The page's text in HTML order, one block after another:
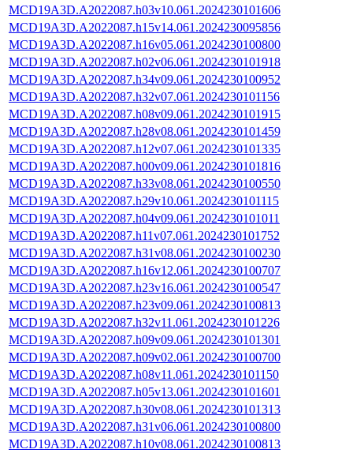
MCD19A3D.A2022087.h03v10.061.2024230101606
MCD19A3D.A2022087.h15v14.061.2024230095856
MCD19A3D.A2022087.h16v05.061.2024230100800
MCD19A3D.A2022087.h02v06.061.2024230101918
MCD19A3D.A2022087.h34v09.061.2024230100952
MCD19A3D.A2022087.h32v07.061.2024230101156
MCD19A3D.A2022087.h08v09.061.2024230101915
MCD19A3D.A2022087.h28v08.061.2024230101459
MCD19A3D.A2022087.h12v07.061.2024230101335
MCD19A3D.A2022087.h00v09.061.2024230101816
MCD19A3D.A2022087.h33v08.061.2024230100550
MCD19A3D.A2022087.h29v10.061.2024230101115
MCD19A3D.A2022087.h04v09.061.2024230101011
MCD19A3D.A2022087.h11v07.061.2024230101752
MCD19A3D.A2022087.h31v08.061.2024230100230
MCD19A3D.A2022087.h16v12.061.2024230100707
MCD19A3D.A2022087.h23v16.061.2024230100547
MCD19A3D.A2022087.h23v09.061.2024230100813
MCD19A3D.A2022087.h32v11.061.2024230101226
MCD19A3D.A2022087.h09v09.061.2024230101301
MCD19A3D.A2022087.h09v02.061.2024230100700
MCD19A3D.A2022087.h08v11.061.2024230101150
MCD19A3D.A2022087.h05v13.061.2024230101601
MCD19A3D.A2022087.h30v08.061.2024230101313
MCD19A3D.A2022087.h31v06.061.2024230100800
MCD19A3D.A2022087.h10v08.061.2024230100813